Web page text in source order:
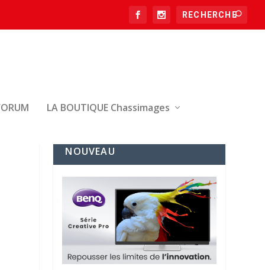
LA BOUTIQUE Chassimages
NOUVEAU